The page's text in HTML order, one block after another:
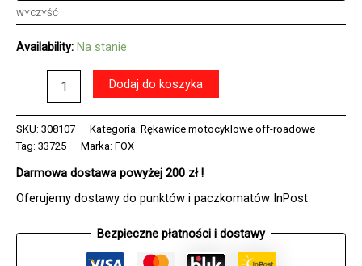
WYCZYŚĆ
Availability: Na stanie
FLEXAIR
FLUO
Dodaj do koszyka
SKU: 308107 Kategoria: Rękawice motocyklowe off-roadowe
Tag: 33725 Marka: FOX
Darmowa dostawa powyżej 200 zł !
Oferujemy dostawy do punktów i paczkomatów InPost
Bezpieczne płatności i dostawy